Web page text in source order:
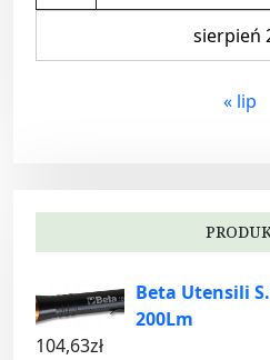
sierpień
« lip
Beta Utensili
200Lm
104,63zł